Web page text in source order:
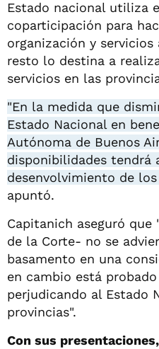
Estado nacional utiliza
coparticipación para
organización y
resto lo destina a
servicios en las
"En la medida que
Estado Nacional en
Autónoma de Buenos
disponibilidades tendrá
desenvolvimiento de
apuntó.
Capitanich aseguró
de la Corte- no se
basamento en una
en cambio está
perjudicando al Estado
provincias".
Con sus